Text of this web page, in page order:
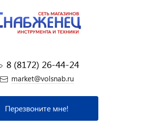
8 (8172) 26-44-24
market@volsnab.ru
Перезвоните мне!